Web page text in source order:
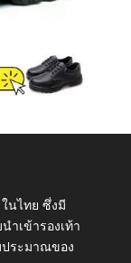
ในไทย ซึ่งมี
ำเข้ารองเท้า
ประมาณของ